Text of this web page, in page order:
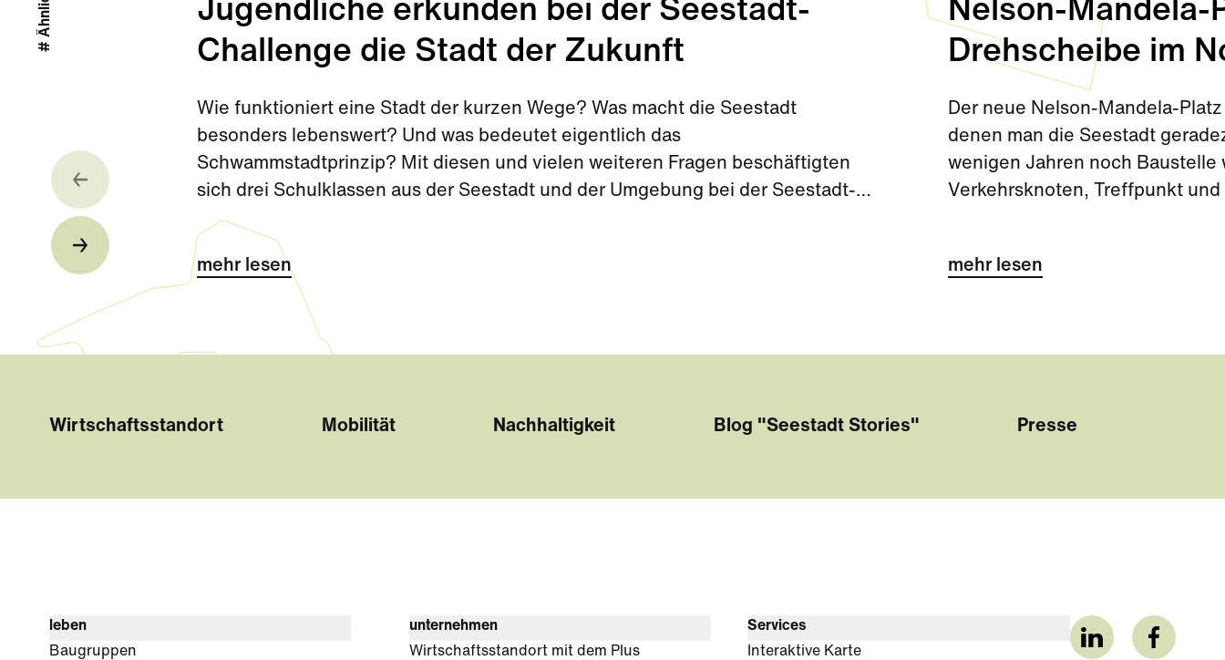
Jugendliche erkunden bei der Seestadt-
Challenge die Stadt der Zukunft
Wie funktioniert eine Stadt der kurzen Wege? Was macht die Seestadt
besonders lebenswert? Und was bedeutet eigentlich das
Schwammstadtprinzip? Mit diesen und vielen weiteren Fragen beschäftigten
sich drei Schulklassen aus der Seestadt und der Umgebung bei der Seestadt-
Challenge kurz vor den Sommerferien.
mehr lesen
Nelson-
Drehscheibe im
Der neue Nelson-Mandela-
denen man die Seestadt
wenigen Jahren noch Baustelle
Verkehrsknoten, Treffpunkt
mehr lesen
Wirtschaftsstandort Mobilität Nachhaltigkeit Blog "Seestadt Stories" Presse
leben
Baugruppen
unternehmen
Wirtschaftsstandort mit dem Plus
Services
Interaktive Karte